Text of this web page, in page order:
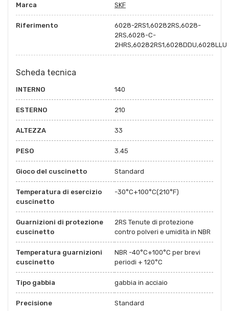
Marca SKF
Riferimento
6028-2RS1,60282RS,6028-
2RS,6028-C-
2HRS,60282RS1,6028DDU,6028LLU
Scheda tecnica
INTERNO 140
ESTERNO 210
ALTEZZA 33
PESO 3.45
Gioco del cuscinetto Standard
Temperatura di esercizio
cuscinetto
-30°C+100°C(210°F)
Guarnizioni di protezione
cuscinetto
2RS Tenute di protezione
contro polveri e umidità in NBR
Temperatura guarnizioni
cuscinetto
NBR -40°C+100°C per brevi
periodi + 120°C
Tipo gabbia gabbia in acciaio
Precisione Standard